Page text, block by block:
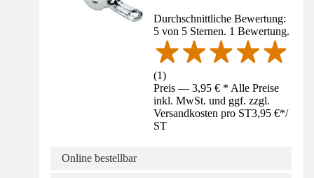
Durchschnittliche Bewertung:
5 von 5 Sternen. 1 Bewertung.
(1)
Preis — 3,95 € * Alle Preise
inkl. MwSt. und ggf. zzgl.
Versandkosten pro ST3,95 €*/
ST
Online bestellbar